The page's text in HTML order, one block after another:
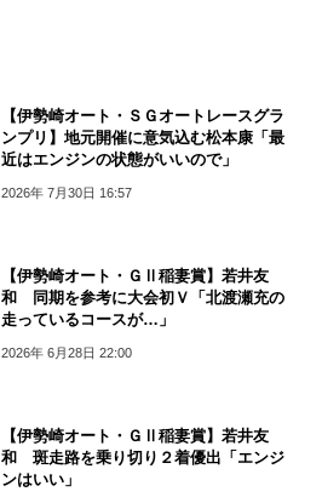
【伊勢崎オート・ＳＧオートレースグラ
ンプリ】地元開催に意気込む松本康「最
近はエンジンの状態がいいので」
2026年 7月30日 16:57
【伊勢崎オート・ＧⅡ稲妻賞】若井友
和 同期を参考に大会初Ｖ「北渡瀬充の
走っているコースが…」
2026年 6月28日 22:00
【伊勢崎オート・ＧⅡ稲妻賞】若井友
和 斑走路を乗り切り２着優出「エンジ
ンはいい」